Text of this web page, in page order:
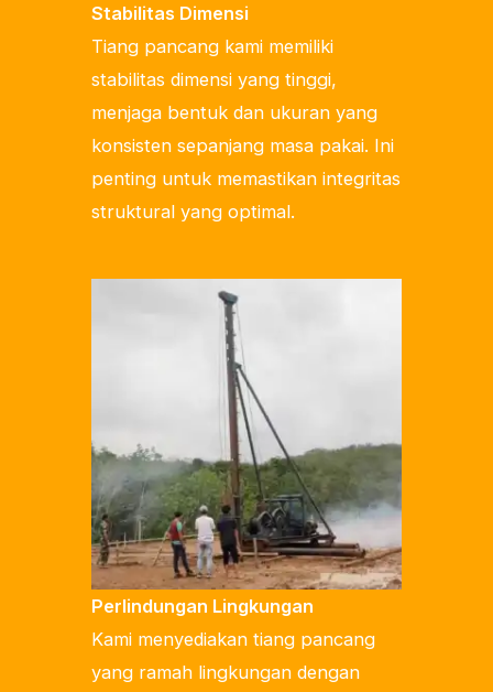
Stabilitas Dimensi
Tiang pancang kami memiliki
stabilitas dimensi yang tinggi,
menjaga bentuk dan ukuran yang
konsisten sepanjang masa pakai. Ini
penting untuk memastikan integritas
struktural yang optimal.
Perlindungan Lingkungan
Kami menyediakan tiang pancang
yang ramah lingkungan dengan